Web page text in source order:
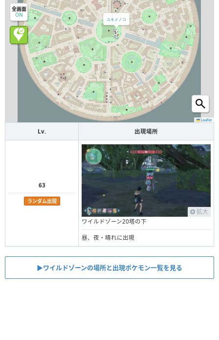
ユキメノコ
全画面
ON
Leaflet
Lv. 出現場所
63
ランダム出現
拡大
ワイルドゾーン20塔の下
昼、夜・晴れに出現
▶︎ワイルドゾーンの場所と出現ポケモン一覧を見る